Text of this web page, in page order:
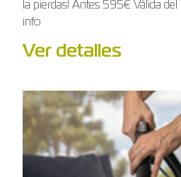
la pierdas! Antes 595€ Válida
info
Ver detalles